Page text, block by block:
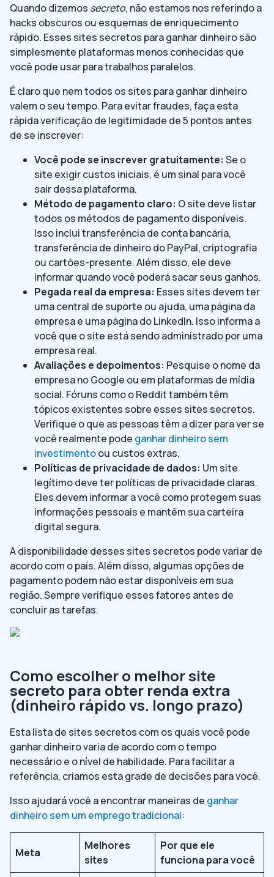
Quando dizemos secreto, não estamos nos referindo a
hacks obscuros ou esquemas de enriquecimento
rápido. Esses sites secretos para ganhar dinheiro são
simplesmente plataformas menos conhecidas que
você pode usar para trabalhos paralelos.
É claro que nem todos os sites para ganhar dinheiro
valem o seu tempo. Para evitar fraudes, faça esta
rápida verificação de legitimidade de 5 pontos antes
de se inscrever:
Você pode se inscrever gratuitamente: Se o
site exigir custos iniciais, é um sinal para você
sair dessa plataforma.
Método de pagamento claro: O site deve listar
todos os métodos de pagamento disponíveis.
Isso inclui transferência de conta bancária,
transferência de dinheiro do PayPal, criptografia
ou cartões-presente. Além disso, ele deve
informar quando você poderá sacar seus ganhos.
Pegada real da empresa: Esses sites devem ter
uma central de suporte ou ajuda, uma página da
empresa e uma página do LinkedIn. Isso informa a
você que o site está sendo administrado por uma
empresa real.
Avaliações e depoimentos: Pesquise o nome da
empresa no Google ou em plataformas de mídia
social. Fóruns como o Reddit também têm
tópicos existentes sobre esses sites secretos.
Verifique o que as pessoas têm a dizer para ver se
você realmente pode ganhar dinheiro sem
investimentoou custos extras.
Políticas de privacidade de dados: Um site
legítimo deve ter políticas de privacidade claras.
Eles devem informar a você como protegem suas
informações pessoais e mantêm sua carteira
digital segura.
A disponibilidade desses sites secretos pode variar de
acordo com o país. Além disso, algumas opções de
pagamento podem não estar disponíveis em sua
região. Sempre verifique esses fatores antes de
concluir as tarefas.
Como escolher o melhor site
secreto para obter renda extra
(dinheiro rápido vs. longo prazo)
Esta lista de sites secretos com os quais você pode
ganhar dinheiro varia de acordo com o tempo
necessário e o nível de habilidade. Para facilitar a
referência, criamos esta grade de decisões para você.
Isso ajudará você a encontrar maneiras de ganhar
dinheiro sem um emprego tradicional:
Meta
Melhores
sites
Por que ele
funciona para você